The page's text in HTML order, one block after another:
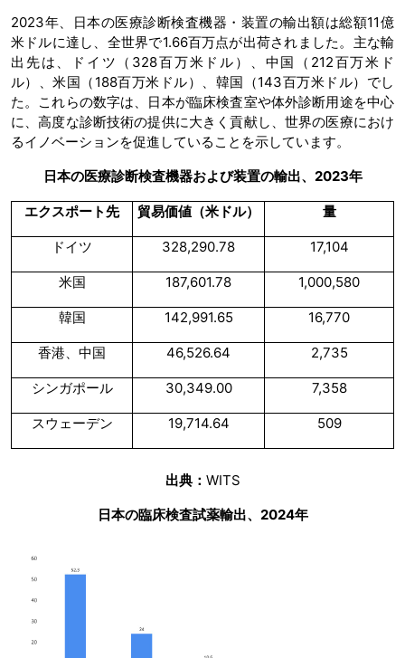
2023年、日本の医療診断検査機器・装置の輸出額は総額11億
米ドルに達し、全世界で1.66百万点が出荷されました。主な輸
出先は、ドイツ（328百万米ドル）、中国（212百万米ド
ル）、米国（188百万米ドル）、韓国（143百万米ドル）でし
た。これらの数字は、日本が臨床検査室や体外診断用途を中心
に、高度な診断技術の提供に大きく貢献し、世界の医療におけ
るイノベーションを促進していることを示しています。
日本の医療診断検査機器および装置の輸出、2023年
エクスポート先 貿易価値（米ドル） 量
ドイツ 328,290.78 17,104
米国 187,601.78 1,000,580
韓国 142,991.65 16,770
香港、中国 46,526.64 2,735
シンガポール 30,349.00 7,358
スウェーデン 19,714.64 509
出典： WITS
日本の臨床検査試薬輸出、2024年